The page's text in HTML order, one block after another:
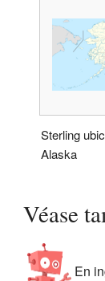
Sterling
Alaska
Véase
En